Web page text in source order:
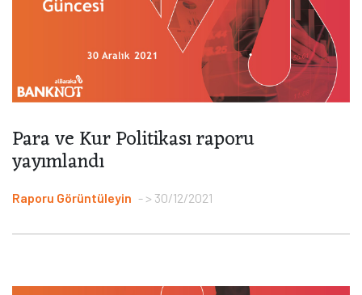
Para ve Kur Politikası raporu
yayımlandı
Raporu Görüntüleyin > 30/12/2021